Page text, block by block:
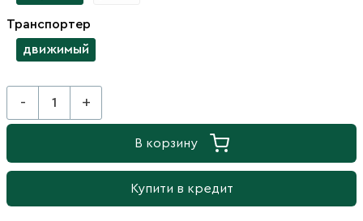
Транспортер
движимый
- +
В корзину
Купити в кредит